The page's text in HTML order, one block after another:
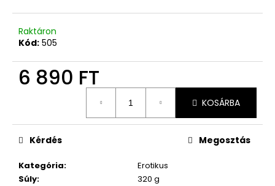
Raktáron
Kód: 505
6 890 FT
KOSÁRBA
Kategória:
Erotikus
Súly:
320 g
Kérdés Megosztás